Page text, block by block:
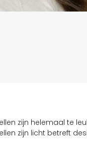
zijn helemaal te
zijn licht betreft